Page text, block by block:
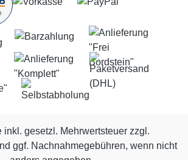
inkl. gesetzl. Mehrwertsteuer zzgl.
ggf. Nachnahmegebühren, wenn nicht